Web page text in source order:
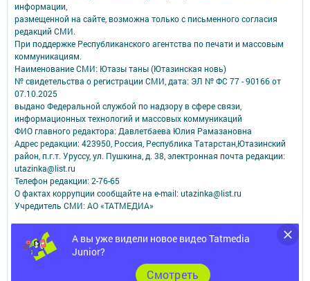
А вы уже видели новое видео Tatmedia
Junior?
Cмотреть
информации,
размещенной на сайте, возможна только с письменного согласия
редакций СМИ.
При поддержке Республиканского агентства по печати и массовым
коммуникациям.
Наименование СМИ: Ютазы таны (Ютазинская новь)
№ свидетельства о регистрации СМИ, дата: ЭЛ № ФС 77 - 90166 от
07.10.2025
выдано Федеральной службой по надзору в сфере связи,
информационных технологий и массовых коммуникаций
ФИО главного редактора: Давлетбаева Юлия Рамазановна
Адрес редакции: 423950, Россия, Республика Татарстан,Ютазинский
район, п.г.т. Уруссу, ул. Пушкина, д. 38, электронная почта редакции:
utazinka@list.ru
Телефон редакции: 2-76-65
О фактах коррупции сообщайте на e-mail: utazinka@list.ru
Учредитель СМИ: АО «ТАТМЕДИА»
Антикоррупционная политика
АО «ТАТМЕДИА» использует «cookie»для персонализации сервисов и
удобства пользователей сайтом.
Использование «cookie» можно отменить в настройках браузера.